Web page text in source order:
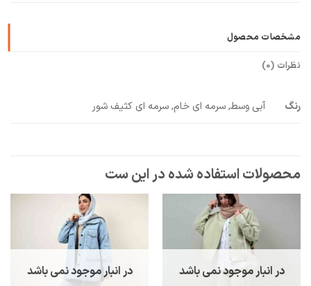
مشخصات محصول
نظرات (0)
رنگ آبی وسط, سرمه ای خام, سرمه ای کثیف شور
در انبار موجود نمی باشد در انبار موجود نمی باشد